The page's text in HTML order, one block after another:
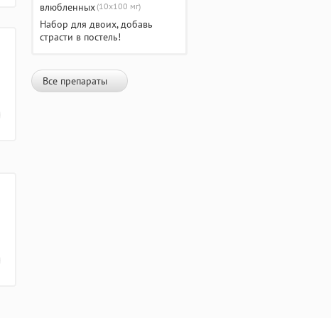
(10х100 мг)
Набор для двоих, добавь
страсти в постель!
Все препараты